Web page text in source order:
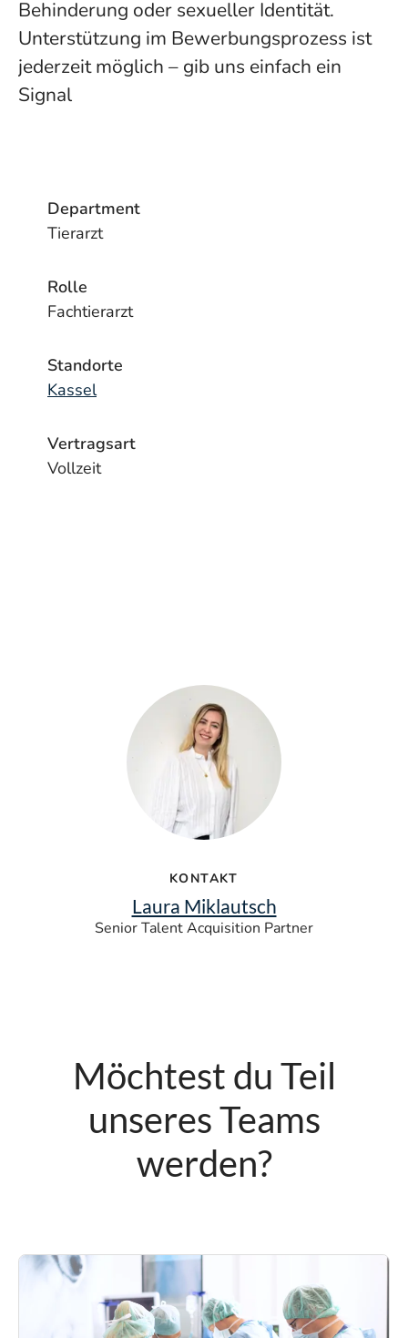
Behinderung oder sexueller Identität.
Unterstützung im Bewerbungsprozess ist
jederzeit möglich – gib uns einfach ein
Signal
Department
Tierarzt
Rolle
Fachtierarzt
Standorte
Kassel
Vertragsart
Vollzeit
KONTAKT
Laura Miklautsch
Senior Talent Acquisition Partner
Möchtest du Teil
unseres Teams
werden?